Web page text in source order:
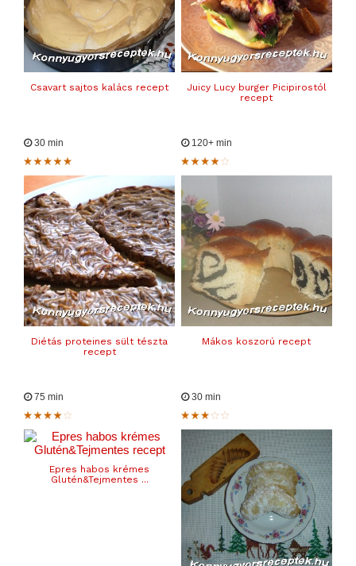
Csavart sajtos kalács recept
Juicy Lucy burger Picipirostól
recept
30 min
Diétás proteines sült tészta
recept
120+ min
Mákos koszorú recept
75 min
Epres habos krémes
Glutén&Tejmentes ...
30 min